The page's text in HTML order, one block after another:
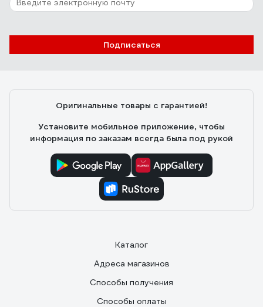
Подписаться
Оригинальные товары с гарантией!
Установите мобильное приложение, чтобы
информация по заказам всегда была под рукой
Каталог
Адреса магазинов
Способы получения
Способы оплаты